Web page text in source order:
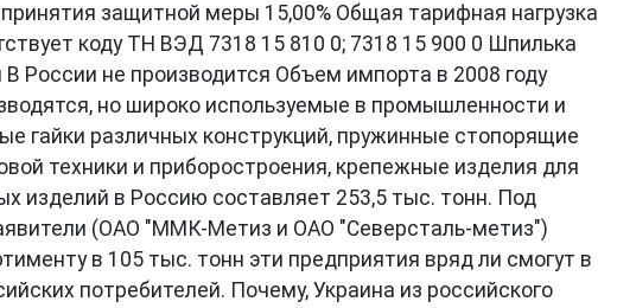
принятия защитной меры 15,00% Общая тарифная нагрузка
коду ТН ВЭД 7318 15 810 0; 7318 15 900 0 Шпилька
России не производится Объем импорта в 2008 году
но широко используемые в промышленности и
гайки различных конструкций, пружинные стопорящие
техники и приборостроения, крепежные изделия для
изделий в Россию составляет 253,5 тыс. тонн. Под
(ОАО "ММК-Метиз и ОАО "Северсталь-метиз")
в 105 тыс. тонн эти предприятия вряд ли смогут в
потребителей. Почему, Украина из российского